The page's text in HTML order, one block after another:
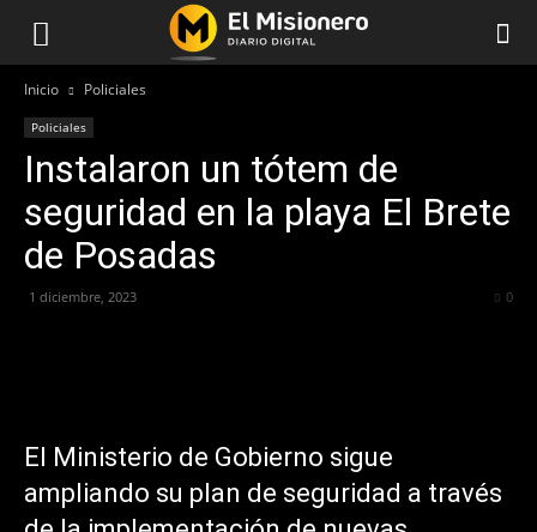
Inicio Policiales
Policiales
Instalaron un tótem de
seguridad en la playa El Brete
de Posadas
1 diciembre, 2023 0
El Ministerio de Gobierno sigue
ampliando su plan de seguridad a través